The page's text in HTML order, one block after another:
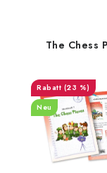
The Chess
(23 %)
Neu